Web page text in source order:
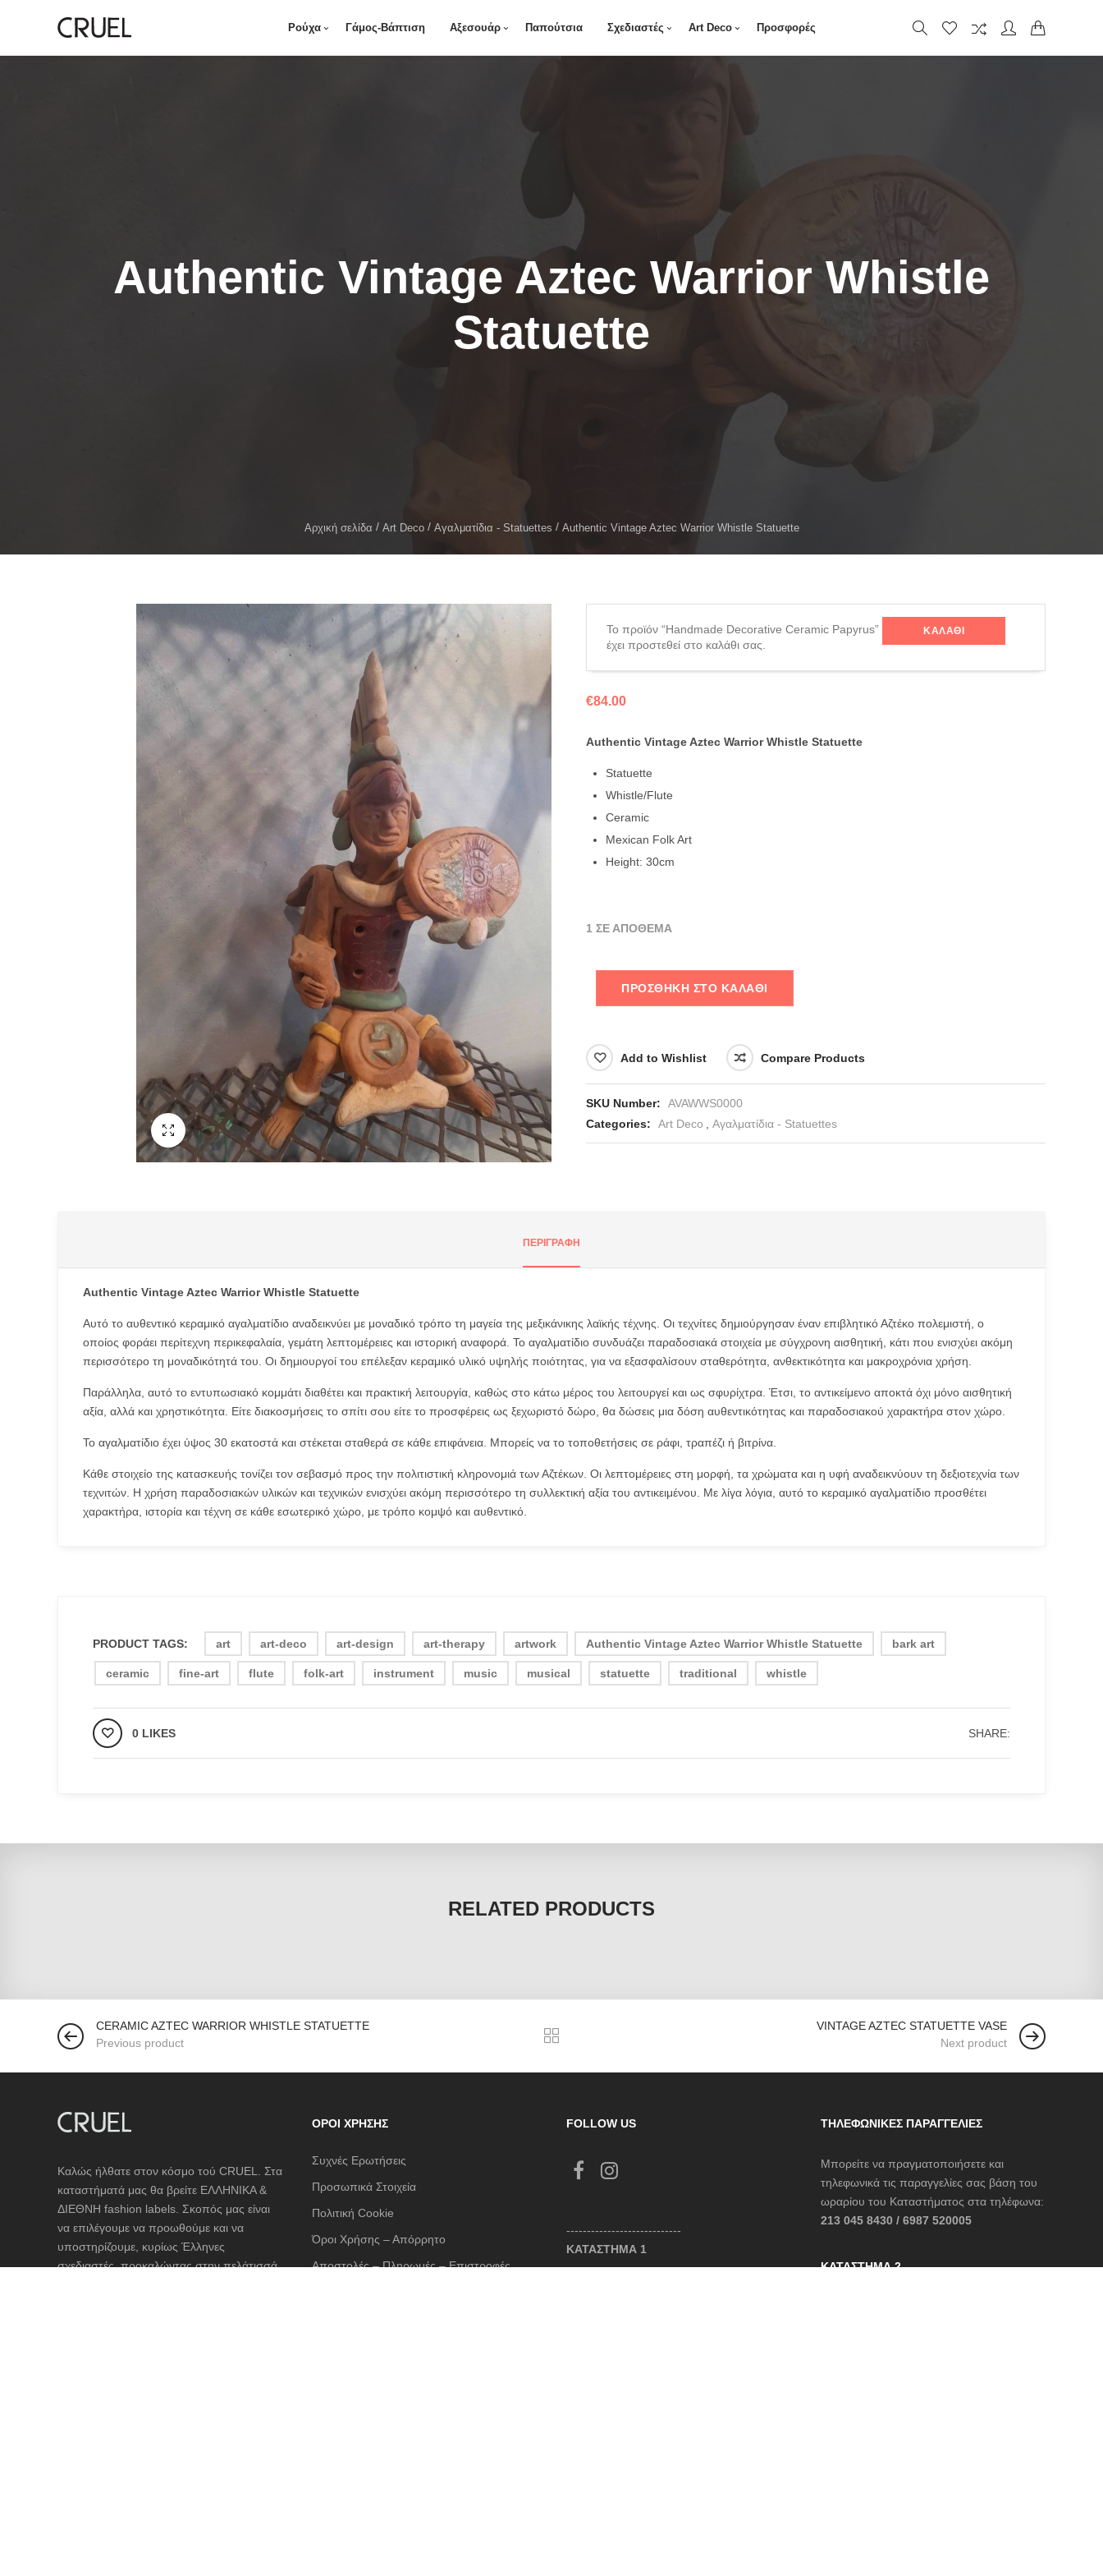
Ρούχα Γάμος-Βάπτιση Αξεσουάρ Παπούτσια Σχεδιαστές Art Deco Προσφορές
Authentic Vintage Aztec Warrior Whistle
Statuette
Αρχική σελίδα Art Deco Αγαλματίδια - Statuettes Authentic Vintage Aztec Warrior Whistle Statuette
Fullscreen
Το προϊόν “Handmade Decorative Ceramic Papyrus”
έχει προστεθεί στο καλάθι σας.
ΚΑΛΆΘΙ
€84.00
Authentic Vintage Aztec Warrior Whistle Statuette
Statuette
Whistle/Flute
Ceramic
Mexican Folk Art
Height: 30cm
1 ΣΕ ΑΠΌΘΕΜΑ
ΠΡΟΣΘΉΚΗ ΣΤΟ ΚΑΛΆΘΙ
Add to Wishlist Compare Products
SKU Number:
AVAWWS0000
Categories:
Art Deco Αγαλματίδια - Statuettes
ΠΕΡΙΓΡΑΦΉ
Authentic Vintage Aztec Warrior Whistle Statuette
Αυτό το αυθεντικό κεραμικό αγαλματίδιο αναδεικνύει με μοναδικό τρόπο τη μαγεία της μεξικάνικης λαϊκής τέχνης. Οι τεχνίτες δημιούργησαν έναν επιβλητικό Αζτέκο πολεμιστή, ο
οποίος φοράει περίτεχνη περικεφαλαία, γεμάτη λεπτομέρειες και ιστορική αναφορά. Το αγαλματίδιο συνδυάζει παραδοσιακά στοιχεία με σύγχρονη αισθητική, κάτι που ενισχύει ακόμη
περισσότερο τη μοναδικότητά του. Οι δημιουργοί του επέλεξαν κεραμικό υλικό υψηλής ποιότητας, για να εξασφαλίσουν σταθερότητα, ανθεκτικότητα και μακροχρόνια χρήση.
Παράλληλα, αυτό το εντυπωσιακό κομμάτι διαθέτει και πρακτική λειτουργία, καθώς στο κάτω μέρος του λειτουργεί και ως σφυρίχτρα. Έτσι, το αντικείμενο αποκτά όχι μόνο αισθητική
αξία, αλλά και χρηστικότητα. Είτε διακοσμήσεις το σπίτι σου είτε το προσφέρεις ως ξεχωριστό δώρο, θα δώσεις μια δόση αυθεντικότητας και παραδοσιακού χαρακτήρα στον χώρο.
Το αγαλματίδιο έχει ύψος 30 εκατοστά και στέκεται σταθερά σε κάθε επιφάνεια. Μπορείς να το τοποθετήσεις σε ράφι, τραπέζι ή βιτρίνα.
Κάθε στοιχείο της κατασκευής τονίζει τον σεβασμό προς την πολιτιστική κληρονομιά των Αζτέκων. Οι λεπτομέρειες στη μορφή, τα χρώματα και η υφή αναδεικνύουν τη δεξιοτεχνία των
τεχνιτών. Η χρήση παραδοσιακών υλικών και τεχνικών ενισχύει ακόμη περισσότερο τη συλλεκτική αξία του αντικειμένου. Με λίγα λόγια, αυτό το κεραμικό αγαλματίδιο προσθέτει
χαρακτήρα, ιστορία και τέχνη σε κάθε εσωτερικό χώρο, με τρόπο κομψό και αυθεντικό.
PRODUCT TAGS: art art-deco art-design art-therapy artwork Authentic Vintage Aztec Warrior Whistle Statuette bark art
ceramic fine-art flute folk-art instrument music musical statuette traditional whistle
SHARE:
0 LIKES
RELATED PRODUCTS
CERAMIC AZTEC WARRIOR WHISTLE STATUETTE
Previous product
VINTAGE AZTEC STATUETTE VASE
Next product
Καλώς ήλθατε στον κόσμο τού CRUEL. Στα
καταστήματά μας θα βρείτε ΕΛΛΗΝΙΚΑ &
ΔΙΕΘΝΗ fashion labels. Σκοπός μας είναι
να επιλέγουμε να προωθούμε και να
υποστηρίζουμε, κυρίως Έλληνες
σχεδιαστές, προκαλώντας στην πελάτισσά
ΌΡΟΙ ΧΡΉΣΗΣ
Συχνές Ερωτήσεις
Προσωπικά Στοιχεία
Πολιτική Cookie
Όροι Χρήσης – Απόρρητο
Αποστολές – Πληρωμές – Επιστροφές
FOLLOW US
----------------------------
ΚΑΤΑΣΤΗΜΑ 1
ΤΗΛΕΦΩΝΙΚΈΣ ΠΑΡΑΓΓΕΛΊΕΣ
Μπορείτε να πραγματοποιήσετε και
τηλεφωνικά τις παραγγελίες σας βάση του
ωραρίου του Καταστήματος στα τηλέφωνα:
213 045 8430 / 6987 520005
ΚΑΤΆΣΤΗΜΑ 2